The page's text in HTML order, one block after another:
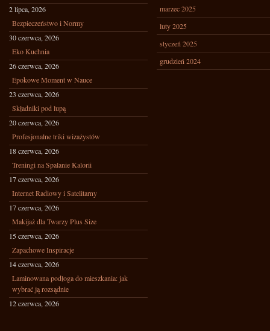
2 lipca, 2026
Bezpieczeństwo i Normy
30 czerwca, 2026
Eko Kuchnia
26 czerwca, 2026
Epokowe Moment w Nauce
23 czerwca, 2026
Składniki pod lupą
20 czerwca, 2026
Profesjonalne triki wizażystów
18 czerwca, 2026
Treningi na Spalanie Kalorii
17 czerwca, 2026
Internet Radiowy i Satelitarny
17 czerwca, 2026
Makijaż dla Twarzy Plus Size
15 czerwca, 2026
Zapachowe Inspiracje
14 czerwca, 2026
Laminowana podłoga do mieszkania: jak
wybrać ją rozsądnie
12 czerwca, 2026
marzec 2025
luty 2025
styczeń 2025
grudzień 2024